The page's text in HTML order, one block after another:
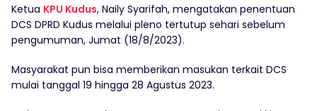
Ketua KPU Kudus, Naily Syarifah, mengatakan penentuan
DCS DPRD Kudus melalui pleno tertutup sehari sebelum
pengumuman, Jumat (18/8/2023).
Masyarakat pun bisa memberikan masukan terkait DCS
mulai tanggal 19 hingga 28 Agustus 2023.